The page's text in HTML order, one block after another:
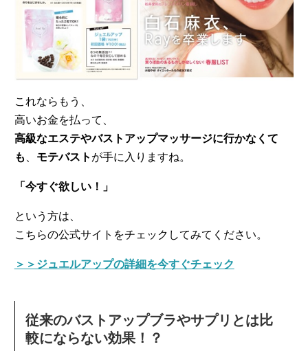
これならもう、
高いお金を払って、
高級なエステやバストアップマッサージに行かなくて
も
モテバスト が手に入りますね。
「今すぐ欲しい！」
という方は、
こちらの公式サイトをチェックしてみてください。
＞＞ジュエルアップの詳細を今すぐチェック
従来のバストアップブラやサプリとは比
較にならない効果！？